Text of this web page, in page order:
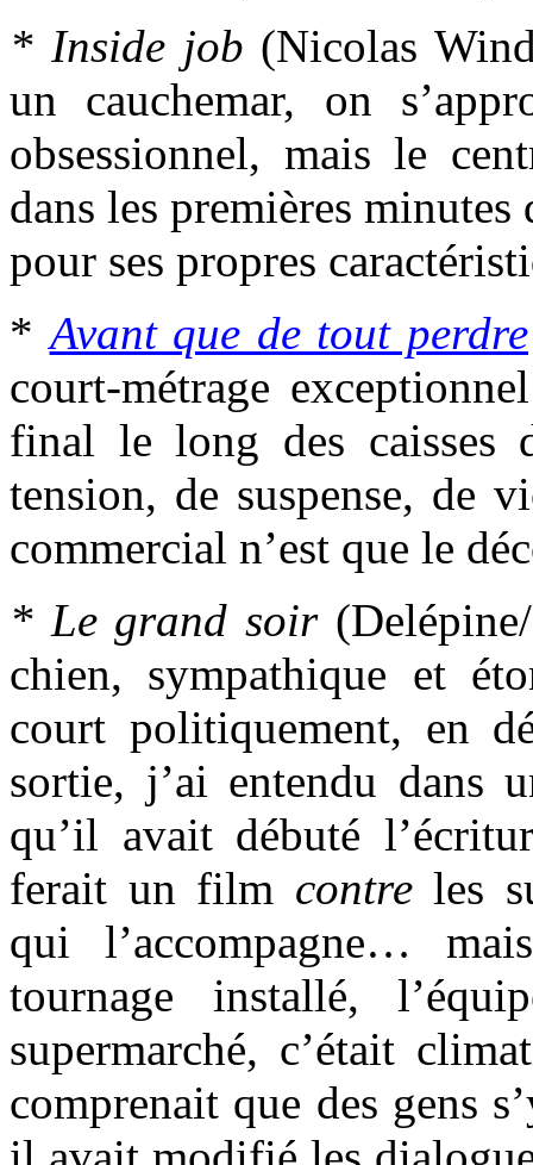
* Inside job (Nicolas
un cauchemar, on
obsessionnel, mais le
dans les premières
pour ses propres
*Avant que de tout perdre
court-métrage
final le long des caisses
tension, de suspense, de
commercial n’est que le
* Le grand soir
chien, sympathique et
court politiquement, en
sortie, j’ai entendu dans
qu’il avait débuté
ferait un film contreles
qui l’accompagne…
tournage installé,
supermarché, c’était
comprenait que des gens